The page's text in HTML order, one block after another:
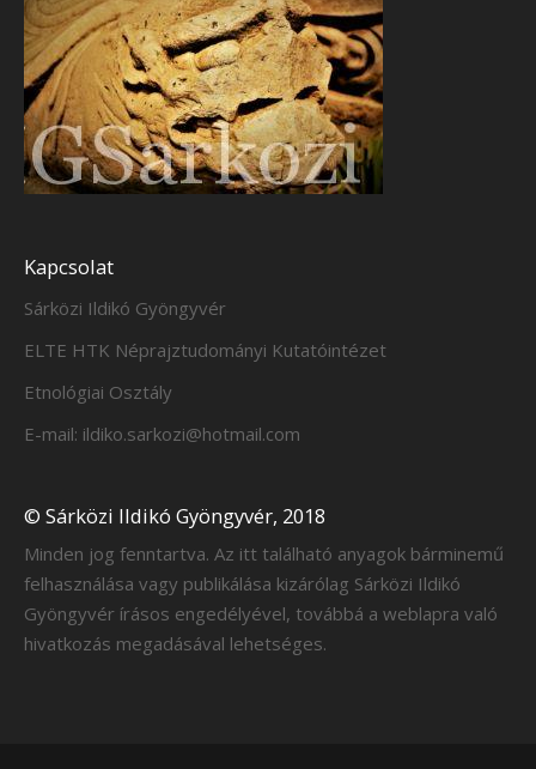
Kapcsolat
Sárközi Ildikó Gyöngyvér
ELTE HTK Néprajztudományi Kutatóintézet
Etnológiai Osztály
E-mail: ildiko.sarkozi@hotmail.com
© Sárközi Ildikó Gyöngyvér, 2018
Minden jog fenntartva. Az itt található anyagok bárminemű
felhasználása vagy publikálása kizárólag Sárközi Ildikó
Gyöngyvér írásos engedélyével, továbbá a weblapra való
hivatkozás megadásával lehetséges.